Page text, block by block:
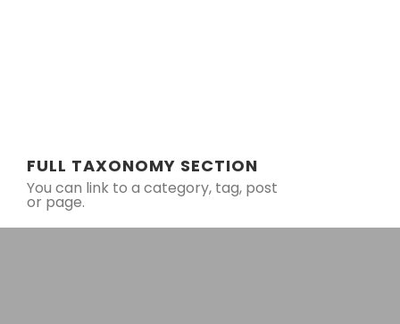
FULL TAXONOMY SECTION
You can link to a category, tag, post
or page.